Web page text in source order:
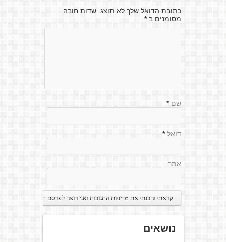
כתובת הדואל שלך לא תוצג. שדות חובה
מסומנים ב*
שם *
דואל *
אתר
נושאים